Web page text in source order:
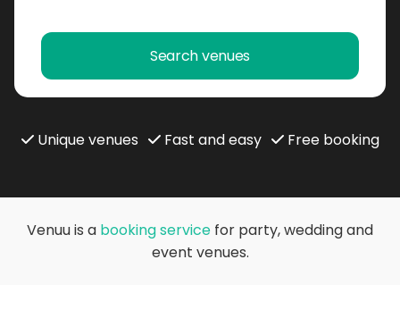
Search venues
Unique venues Fast and easy Free booking
Venuu is a booking service for party, wedding and
event venues.